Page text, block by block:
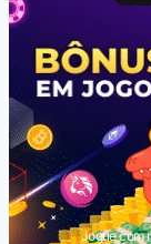
Jogue com